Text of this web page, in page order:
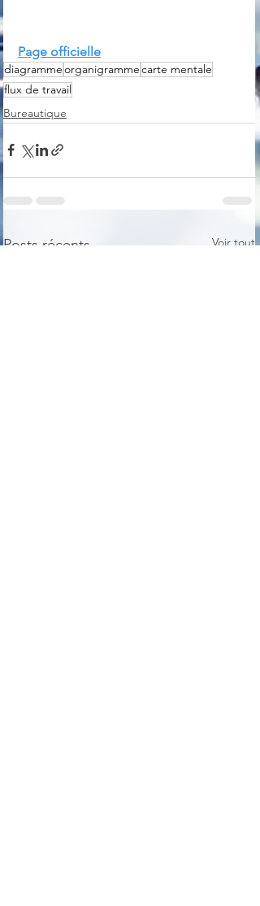
Page officielle
diagrammeorganigrammecarte mentale
flux de travail
Bureautique
Posts récents Voir tout